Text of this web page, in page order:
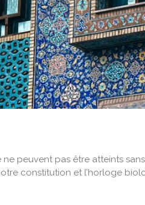
ne peuvent pas être atteints
constitution et l’horloge